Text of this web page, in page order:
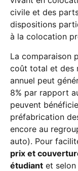
civile et des
dispositions
à la colocation
La comparaison
coût total et des
annuel peut
8% par rapport
peuvent
préfabrication
encore au
auto). Pour
prix et
étudiant et selon